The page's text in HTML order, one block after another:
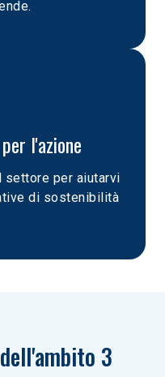
l'azione
per aiutarvi
di sostenibilità
3